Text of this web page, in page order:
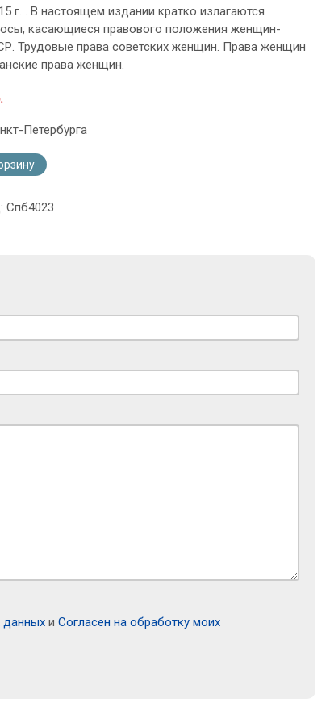
г. . В настоящем издании кратко излагаются
касающиеся правового положения женщин-
Трудовые права советских женщин. Права женщин
права женщин.
Петербурга
Спб4023
данных и Согласен на обработку моих